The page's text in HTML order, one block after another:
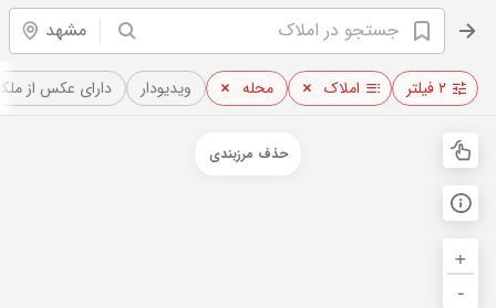
مشهد
۲ فیلتر املاک محله ویدیو‌دار دارای عکس از
+
-
حذف مرزبندی